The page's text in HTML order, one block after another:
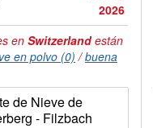
2026
enSwitzerlandestán
en polvo (0)/buena
de Nieve de
- Filzbach